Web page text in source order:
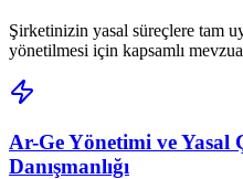
Şirketinizin yasal süreçlere tam
yönetilmesi için kapsamlı
Ar-Ge Yönetimi ve Yasal
Danışmanlığı